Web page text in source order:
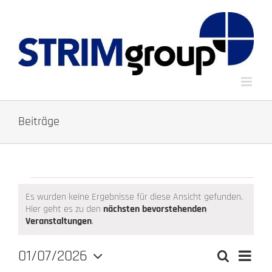
Beiträge
Veranstaltungen
Hinweis
Es wurden keine Ergebnisse für diese Ansicht gefunden.
Hier geht es zu den nächsten bevorstehenden
Veranstaltungen.
SucheMonat
01/07/2026